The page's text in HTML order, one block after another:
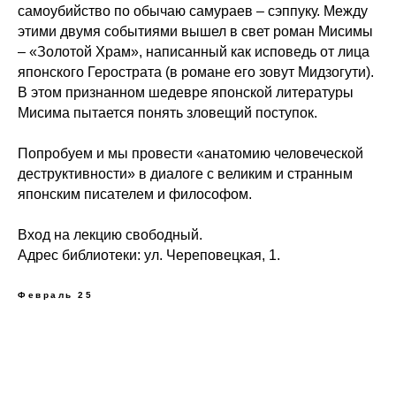
самоубийство по обычаю самураев – сэппуку. Между
этими двумя событиями вышел в свет роман Мисимы
– «Золотой Храм», написанный как исповедь от лица
японского Герострата (в романе его зовут Мидзогути).
В этом признанном шедевре японской литературы
Мисима пытается понять зловещий поступок.
Попробуем и мы провести «анатомию человеческой
деструктивности» в диалоге с великим и странным
японским писателем и философом.
Вход на лекцию свободный.
Адрес библиотеки: ул. Череповецкая, 1.
Февраль 25